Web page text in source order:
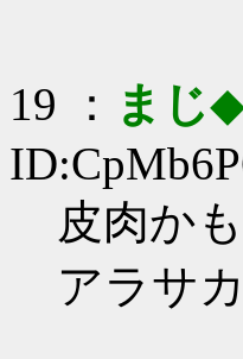
19 ： まじ
皮肉か
アラサ